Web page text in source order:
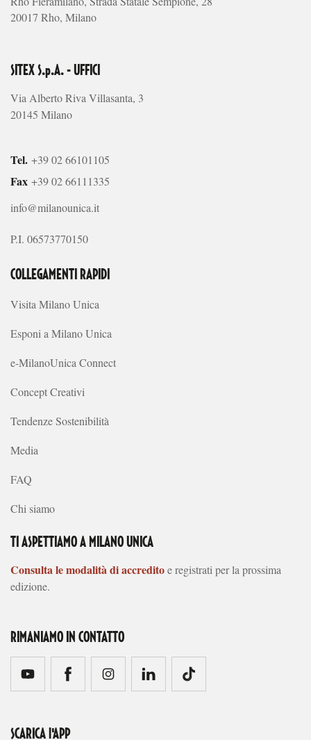
20017 Rho, Milano
SITEX S.p.A. - UFFICI
Via Alberto Riva Villasanta, 3
20145 Milano
Tel. +39 02 66101105
Fax +39 02 66111335
info@milanounica.it
P.I. 06573770150
COLLEGAMENTI RAPIDI
Visita Milano Unica
Esponi a Milano Unica
e-MilanoUnica Connect
Concept Creativi
Tendenze Sostenibilità
Media
FAQ
Chi siamo
TI ASPETTIAMO A MILANO UNICA
Consulta le modalità di accreditoe registrati per la prossima
edizione.
RIMANIAMO IN CONTATTO
SCARICA l'APP